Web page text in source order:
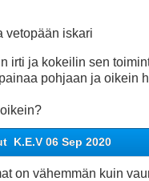
vetopään iskari
irti ja kokeilin sen
pohjaan ja oikein
K.E.V 06 Sep 2020
on vähemmän kuin